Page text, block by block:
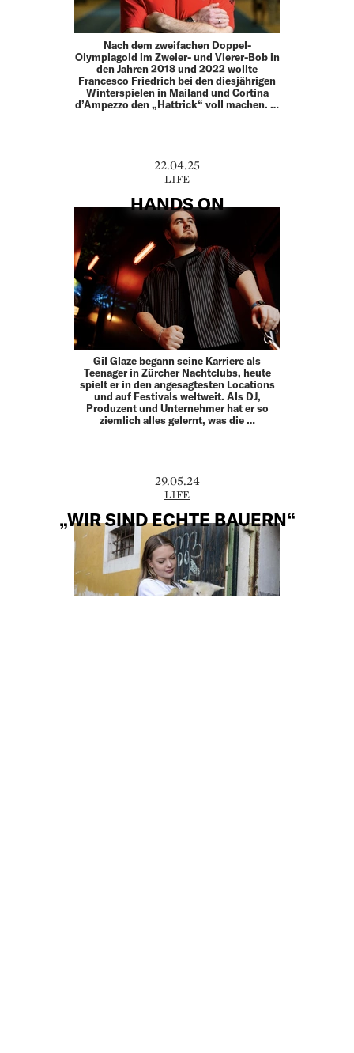
Nach dem zweifachen Doppel-
Olympiagold im Zweier- und Vierer-Bob in
den Jahren 2018 und 2022 wollte
Francesco Friedrich bei den diesjährigen
Winterspielen in Mailand und Cortina
d’Ampezzo den „Hattrick“ voll machen. …
22.04.25
LIFE
HANDS ON
Gil Glaze begann seine Karriere als
Teenager in Zürcher Nachtclubs, heute
spielt er in den angesagtesten Locations
und auf Festivals weltweit. Als DJ,
Produzent und Unternehmer hat er so
ziemlich alles gelernt, was die …
29.05.24
LIFE
„WIR SIND ECHTE BAUERN“